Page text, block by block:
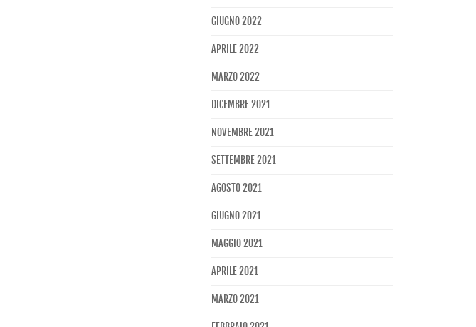
GIUGNO 2022
APRILE 2022
MARZO 2022
DICEMBRE 2021
NOVEMBRE 2021
SETTEMBRE 2021
AGOSTO 2021
GIUGNO 2021
MAGGIO 2021
APRILE 2021
MARZO 2021